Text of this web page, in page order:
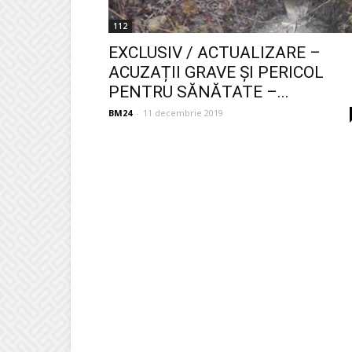
112
EXCLUSIV / ACTUALIZARE –
ACUZAȚII GRAVE ȘI PERICOL
PENTRU SĂNĂTATE –...
BM24 - 11 decembrie 2019